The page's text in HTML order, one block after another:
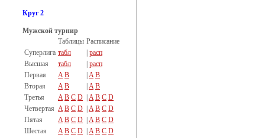
Круг 2
Мужской турнир
Таблицы Расписание
Суперлига табл
расп
Высшая
табл
расп
Первая
A B A B
Вторая
A B A B
Третья
A B C D A B C D
Четвертая A B C D A B C D
Пятая
A B C D A B C D
Шестая
A B C D A B C D